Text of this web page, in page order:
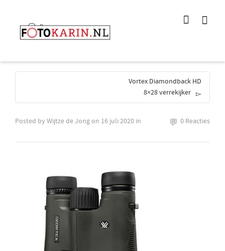
size
Show me the
Super Search
Vortex Diamondback HD
8×28 verrekijker
Posted by Wijtze de Jongon 16 juli 2020 in 0 Reacties